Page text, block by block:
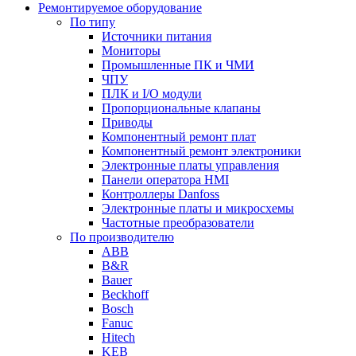
Ремонтируемое оборудование
По типу
Источники питания
Мониторы
Промышленные ПК и ЧМИ
ЧПУ
ПЛК и I/O модули
Пропорциональные клапаны
Приводы
Компонентный ремонт плат
Компонентный ремонт электроники
Электронные платы управления
Панели оператора HMI
Контроллеры Danfoss
Электронные платы и микросхемы
Частотные преобразователи
По производителю
ABB
B&R
Bauer
Beckhoff
Bosch
Fanuc
Hitech
KEB